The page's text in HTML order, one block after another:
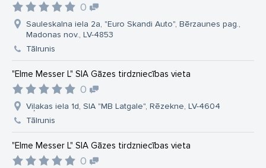
0
Sauleskalna iela 2a, "Euro Skandi Auto", Bērzaunes pag.,
Madonas nov., LV-4853
Tālrunis
"Elme Messer L" SIA Gāzes tirdzniecības vieta
0
Viļakas iela 1d, SIA "MB Latgale", Rēzekne, LV-4604
Tālrunis
"Elme Messer L" SIA Gāzes tirdzniecības vieta
0